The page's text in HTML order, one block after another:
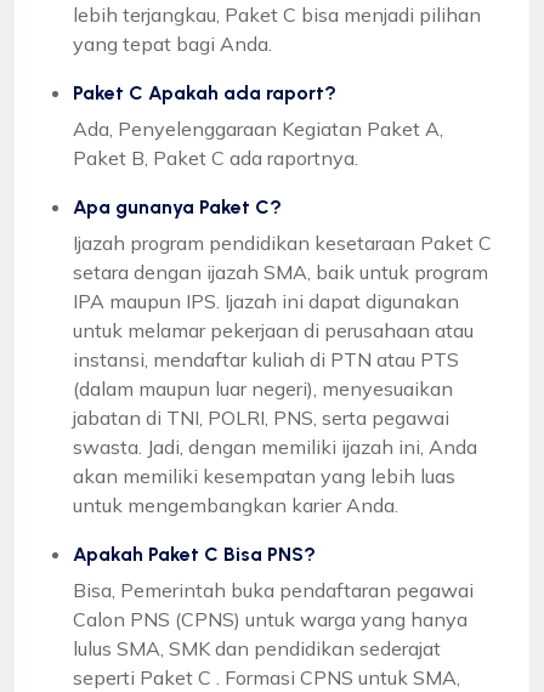
lebih terjangkau, Paket C bisa menjadi pilihan
yang tepat bagi Anda.
Paket C Apakah ada raport?
Ada, Penyelenggaraan Kegiatan Paket A,
Paket B, Paket C ada raportnya.
Apa gunanya Paket C?
Ijazah program pendidikan kesetaraan Paket C
setara dengan ijazah SMA, baik untuk program
IPA maupun IPS. Ijazah ini dapat digunakan
untuk melamar pekerjaan di perusahaan atau
instansi, mendaftar kuliah di PTN atau PTS
(dalam maupun luar negeri), menyesuaikan
jabatan di TNI, POLRI, PNS, serta pegawai
swasta. Jadi, dengan memiliki ijazah ini, Anda
akan memiliki kesempatan yang lebih luas
untuk mengembangkan karier Anda.
Apakah Paket C Bisa PNS?
Bisa, Pemerintah buka pendaftaran pegawai
Calon PNS (CPNS) untuk warga yang hanya
lulus SMA, SMK dan pendidikan sederajat
seperti Paket C . Formasi CPNS untuk SMA,